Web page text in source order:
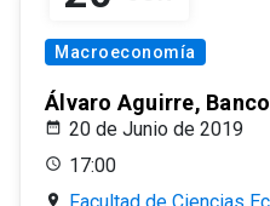
Macroeconomía
Álvaro Aguirre,
20 de Junio de 2019
17:00